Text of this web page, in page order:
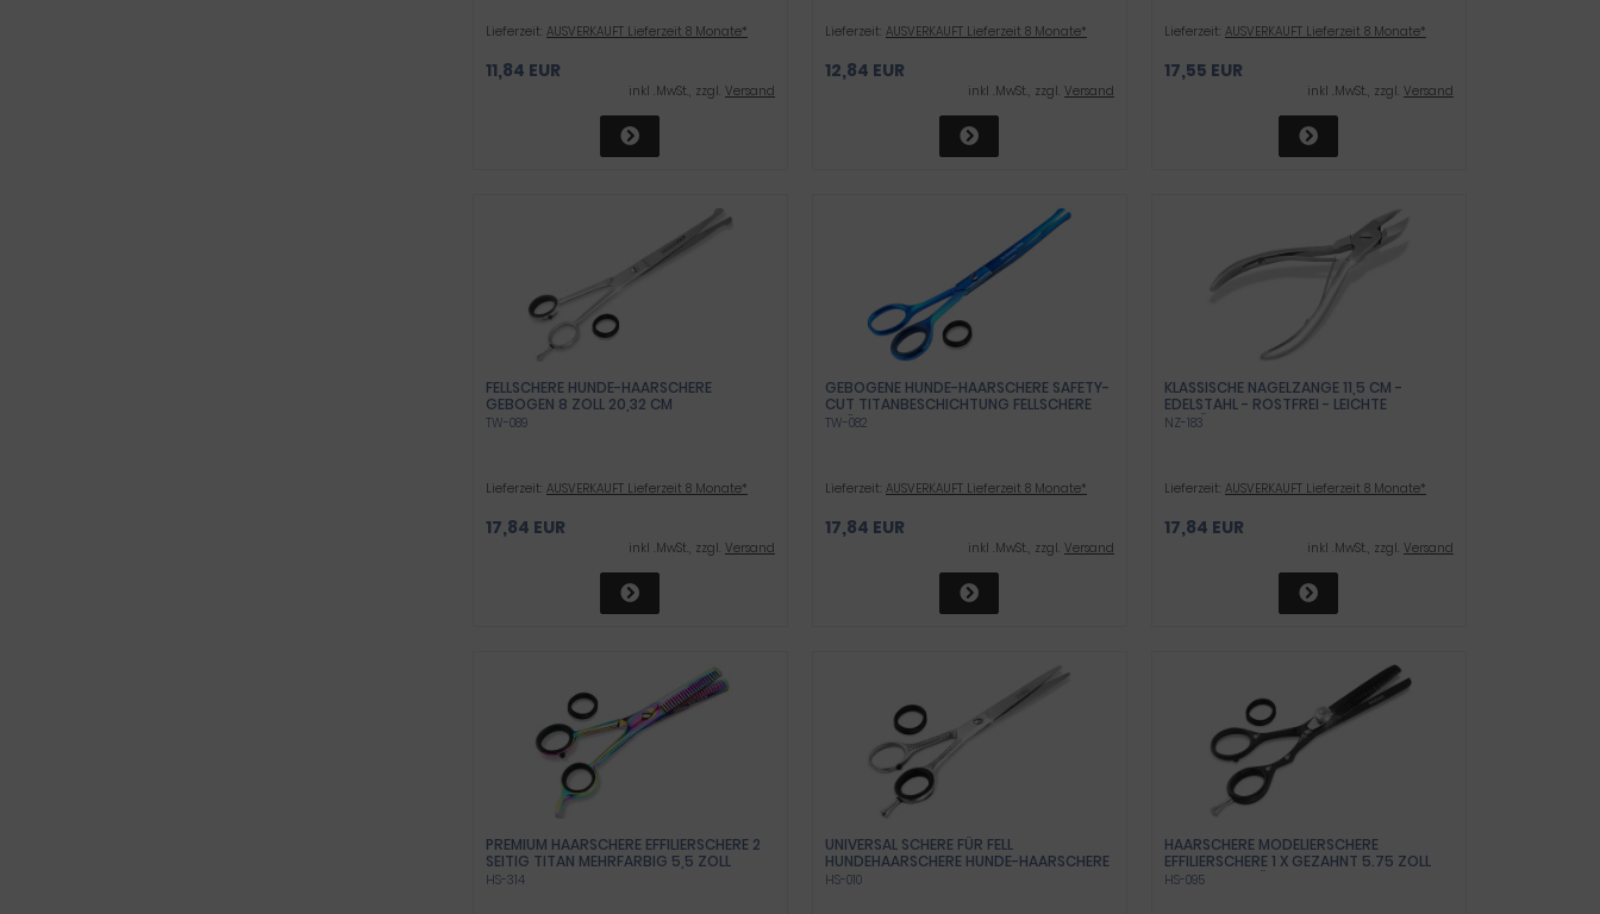
Lieferzeit: AUSVERKAUFT Lieferzeit 8 Monate*
11,84 EUR
inkl .MwSt., zzgl. Versand
Lieferzeit: AUSVERKAUFT Lieferzeit 8 Monate*
12,84 EUR
inkl .MwSt., zzgl. Versand
Lieferzeit: AUSVERKAUFT Lieferzeit 8 Monate*
17,55 EUR
inkl .MwSt., zzgl. Versand
FELLSCHERE HUNDE-HAARSCHERE
GEBOGEN 8 ZOLL 20,32 CM
SICHERHEITSENDEN ABGERUNDET
TW-089
Lieferzeit: AUSVERKAUFT Lieferzeit 8 Monate*
17,84 EUR
inkl .MwSt., zzgl. Versand
GEBOGENE HUNDE-HAARSCHERE SAFETY-
CUT TITANBESCHICHTUNG FELLSCHERE
6,5" 16,51 CM
TW-082
Lieferzeit: AUSVERKAUFT Lieferzeit 8 Monate*
17,84 EUR
inkl .MwSt., zzgl. Versand
KLASSISCHE NAGELZANGE 11,5 CM -
EDELSTAHL - ROSTFREI - LEICHTE
AUSFÜHRUNG
NZ-183
Lieferzeit: AUSVERKAUFT Lieferzeit 8 Monate*
17,84 EUR
inkl .MwSt., zzgl. Versand
PREMIUM HAARSCHERE EFFILIERSCHERE 2
SEITIG TITAN MEHRFARBIG 5,5 ZOLL
HS-314
UNIVERSAL SCHERE FÜR FELL
HUNDEHAARSCHERE HUNDE-HAARSCHERE
FELLSCHERE 15,2 CM
HS-010
HAARSCHERE MODELIERSCHERE
EFFILIERSCHERE 1 X GEZAHNT 5.75 ZOLL
SCHERE AUSDÜNNEN
HS-095